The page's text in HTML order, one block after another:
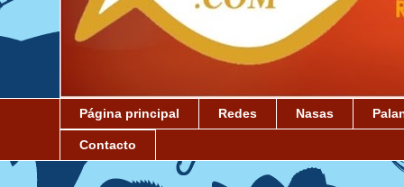
Página principal Redes Nasas
Contacto